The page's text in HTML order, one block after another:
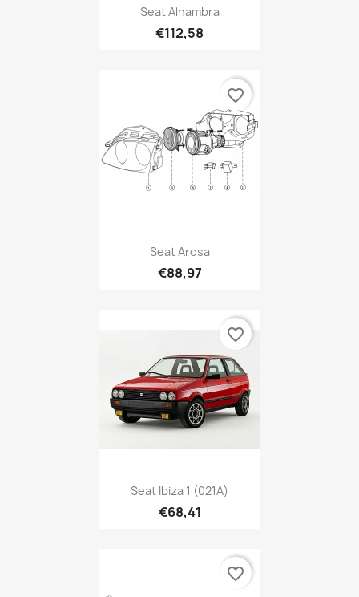
Seat Alhambra
€112,58
Seat Arosa
€88,97
favorite_border
Seat Ibiza 1 (021A)
€68,41
favorite_border
favorite_border